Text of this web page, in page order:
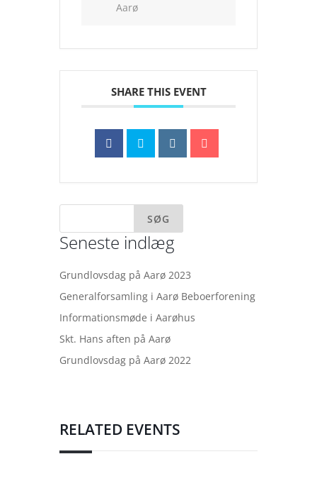
Aarø
SHARE THIS EVENT
Seneste indlæg
Grundlovsdag på Aarø 2023
Generalforsamling i Aarø Beboerforening
Informationsmøde i Aarøhus
Skt. Hans aften på Aarø
Grundlovsdag på Aarø 2022
RELATED EVENTS